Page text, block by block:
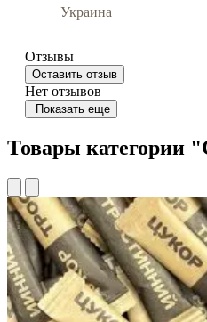
Украина
Отзывы
Оставить отзыв
Нет отзывов
Показать еще
Товары категории